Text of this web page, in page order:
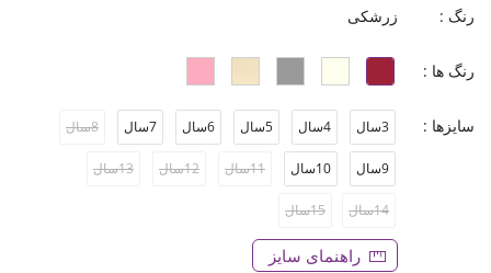
رنگ : زرشکی
رنگ ها :
سایزها : 3سال 4سال 5سال 6سال 7سال 8سال
9سال 10سال 11سال 12سال 13سال
14سال 15سال
راهنمای سایز